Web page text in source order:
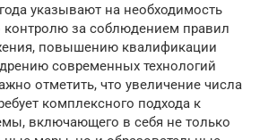
указывают на необходимость
контролю за соблюдением правил
повышению квалификации
современных технологий
отметить, что увеличение числа
комплексного подхода к
включающего в себя не только